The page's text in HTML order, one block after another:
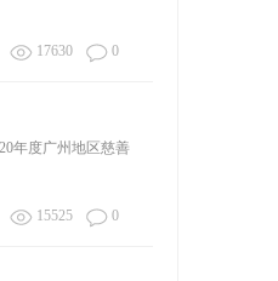
17630 0
年度广州地区慈善
15525 0